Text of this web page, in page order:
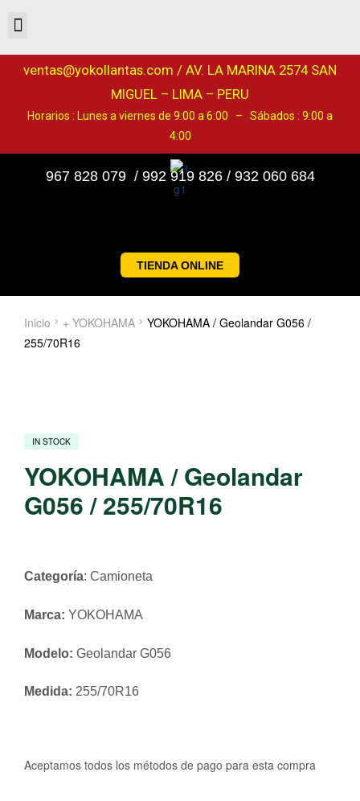
ventas@yokollantas.com / AV. LA MARINA 2574 SAN
MIGUEL – LIMA – PERU
Horarios : Lunes a viernes de 9:00 a 6:00 – Sábados : 9:00 a
4:00
967 828 079 / 992 919 826 / 932 060 684
TIENDA ONLINE
Inicio + YOKOHAMA
YOKOHAMA / Geolandar G056 /
255/70R16
IN STOCK
YOKOHAMA / Geolandar
G056 / 255/70R16
Categoría: Camioneta
Marca: YOKOHAMA
Modelo: Geolandar G056
Medida: 255/70R16
Aceptamos todos los métodos de pago para esta compra